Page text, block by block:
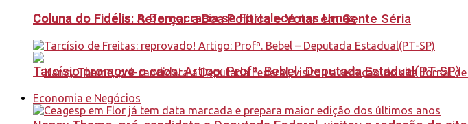
Coluna do Fidélis: A Democracia se Fortalece nas Urnas
Coluna do Fidelis: Reforçar a Boa Política e Votar em Gente Séria
Tarcísio promove o caos. Artigo: Profª. Bebel- Deputada Estadual(PT-SP)
Economia e Negócios